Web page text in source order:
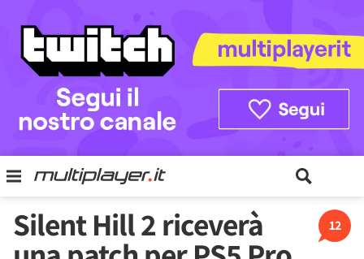
12
Silent Hill 2 riceverà